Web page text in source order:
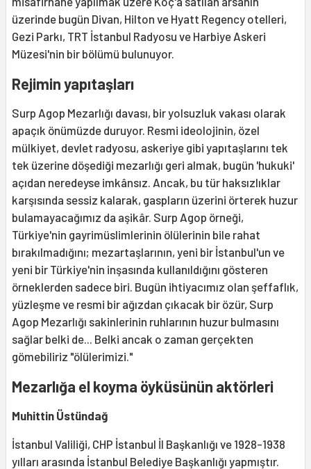
üzerinde bugün Divan, Hilton ve Hyatt Regency otelleri,
Gezi Parkı, TRT İstanbul Radyosu ve Harbiye Askeri
Müzesi'nin bir bölümü bulunuyor.
Rejimin yapıtaşları
Surp Agop Mezarlığı davası, bir yolsuzluk vakası olarak
apaçık önümüzde duruyor. Resmi ideolojinin, özel
mülkiyet, devlet radyosu, askeriye gibi yapıtaşlarını tek
tek üzerine döşediği mezarlığı geri almak, bugün 'hukuki'
açıdan neredeyse imkânsız. Ancak, bu tür haksızlıklar
karşısında sessiz kalarak, gaspların üzerini örterek huzur
bulamayacağımız da aşikâr. Surp Agop örneği,
Türkiye'nin gayrimüslimlerinin ölülerinin bile rahat
bırakılmadığını; mezartaşlarının, yeni bir İstanbul'un ve
yeni bir Türkiye'nin inşasında kullanıldığını gösteren
örneklerden sadece biri. Bugün ihtiyacımız olan şeffaflık,
yüzleşme ve resmi bir ağızdan çıkacak bir özür, Surp
Agop Mezarlığı sakinlerinin ruhlarının huzur bulmasını
sağlar belki de... Belki ancak o zaman gerçekten
gömebiliriz "ölülerimizi."
Mezarlığa el koyma öyküsünün aktörleri
Muhittin Üstündağ
İstanbul Valiliği, CHP İstanbul İl Başkanlığı ve 1928-1938
yılları arasında İstanbul Belediye Başkanlığı yapmıştır.